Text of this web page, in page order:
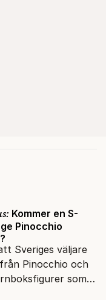
Kommer en S-
Pinocchio
Sveriges väljare
Pinocchio och
som